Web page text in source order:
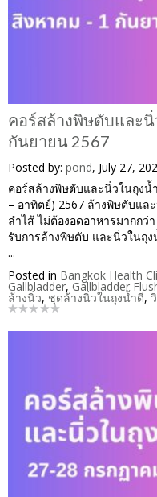
คอร์สล้างพิษตับและนิ่
กันยายน 2567
Posted by: pond, July 27,
คอร์สล้างพิษตับและนิ่วในถุงน้
– อาทิตย์) 2567 ล้างพิษตับแล
ลำไส้ ไม่ต้องอดอาหารมากกว่
รับการล้างพิษตับ และนิ่วในถุ
...
Posted in Bangkok Health
Gallbladder, Gallbladder
ล้างนิ่ว, ชุดล้างนิ่วในถุงน้ำดี,